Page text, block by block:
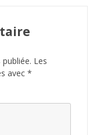
Les
avec *